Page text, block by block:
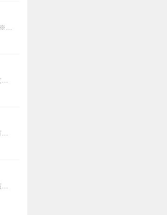
【人文读书声--重磅作品】※全本完结，放心收听！※八年级（上）语文教科书名著导读指定作品，同名有声书！※著名翻译家董乐山先生权威中文译本！※人民文学出版...
【感恩回馈】在传播智慧与美好的旅途中，真诚感谢每一位伙伴的温暖陪伴与鼎力支持！欢迎曾仕强学堂粉丝听友们入群交流，更多新鲜玩法和福利活动等你！添加微信：zengf...
新书限时免费：天蚕土豆定鼎神作，斗帝萧炎的旷世热血传奇史诗《斗破苍穹》，年度巨献点击收听超级IP改编有声剧，玄幻网文至尊经典小说！网络总点击20亿次！各大网络文...
《红楼梦》原文朗读，程甲本、庚辰本作者：曹雪芹，朗读：白云出岫、蓝色百合《红楼梦》程甲本和庚辰本是该书两大重要版本。程甲本由程伟元和高鹗于乾隆五十六年（1791...